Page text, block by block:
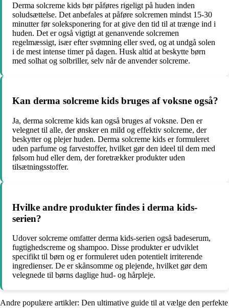
Derma solcreme kids bør påføres rigeligt på huden inden
soludsættelse. Det anbefales at påføre solcremen mindst 15-30
minutter før soleksponering for at give den tid til at trænge ind i
huden. Det er også vigtigt at genanvende solcremen
regelmæssigt, især efter svømning eller sved, og at undgå solen
i de mest intense timer på dagen. Husk altid at beskytte børn
med solhat og solbriller, selv når de anvender solcreme.
Kan derma solcreme kids bruges af voksne også?
Ja, derma solcreme kids kan også bruges af voksne. Den er
velegnet til alle, der ønsker en mild og effektiv solcreme, der
beskytter og plejer huden. Derma solcreme kids er formuleret
uden parfume og farvestoffer, hvilket gør den ideel til dem med
følsom hud eller dem, der foretrækker produkter uden
tilsætningsstoffer.
Hvilke andre produkter findes i derma kids-
serien?
Udover solcreme omfatter derma kids-serien også badeserum,
fugtighedscreme og shampoo. Disse produkter er udviklet
specifikt til børn og er formuleret uden potentielt irriterende
ingredienser. De er skånsomme og plejende, hvilket gør dem
velegnede til børns daglige hud- og hårpleje.
Andre populære artikler: Den ultimative guide til at vælge den perfekte